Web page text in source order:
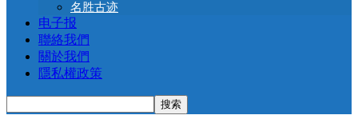
名胜古迹
电子报
聯絡我們
關於我們
隱私權政策